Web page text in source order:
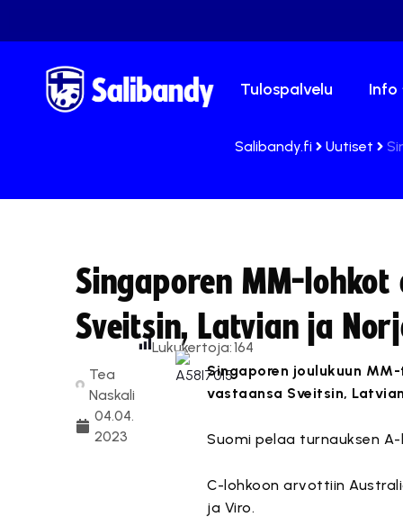
Tulospalvelu Info
Salibandy.fi Uutiset
Singaporen MM-
Sveitsin, Latvian ja
Tea
Naskali
04.04.
2023
Lukukertoja:164
Singaporen joulukuun
vastaansa Sveitsin,
Suomi pelaa turnauksen
C-lohkoon arvottiin
ja Viro.